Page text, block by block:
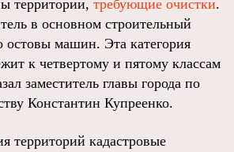
территории, требующие очистки.
в основном строительный
остовы машин. Эта категория
к четвертому и пятому классам
заместитель главы города по
Константин Купреенко.
территорий кадастровые